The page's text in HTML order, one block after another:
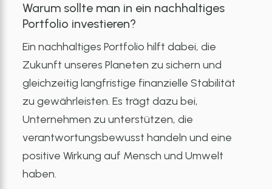
Warum sollte man in ein nachhaltiges
Portfolio investieren?
Ein nachhaltiges Portfolio hilft dabei, die
Zukunft unseres Planeten zu sichern und
gleichzeitig langfristige finanzielle Stabilität
zu gewährleisten. Es trägt dazu bei,
Unternehmen zu unterstützen, die
verantwortungsbewusst handeln und eine
positive Wirkung auf Mensch und Umwelt
haben.